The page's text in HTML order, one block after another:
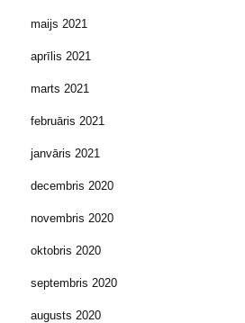
maijs 2021
aprīlis 2021
marts 2021
februāris 2021
janvāris 2021
decembris 2020
novembris 2020
oktobris 2020
septembris 2020
augusts 2020